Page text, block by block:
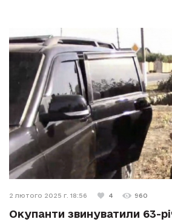
2 лютого 2025 г. 18:56 4 960
Окупанти звинуватили 63-